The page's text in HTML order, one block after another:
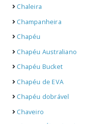
Chaleira
Champanheira
Chapéu
Chapéu Australiano
Chapéu Bucket
Chapéu de EVA
Chapéu dobrável
Chaveiro